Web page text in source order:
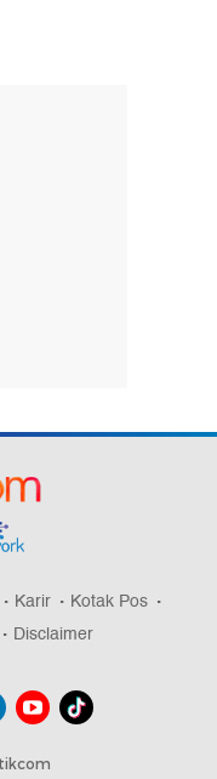
Karir
Kotak Pos
Disclaimer